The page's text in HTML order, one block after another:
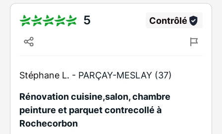
5 Contrôlé
Stéphane L. - PARÇAY-MESLAY (37)
Rénovation cuisine,salon, chambre
peinture et parquet contrecollé à
Rochecorbon